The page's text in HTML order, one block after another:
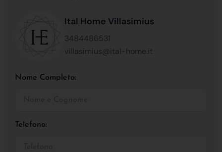
Ital Home Villasimius
3484486531
villasimius@ital-home.it
Nome Completo:
Telefono: